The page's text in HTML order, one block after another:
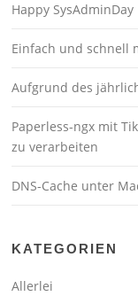
Happy SysAdminDay
Einfach und schnell
Aufgrund des
Paperless-ngx mit
zu verarbeiten
DNS-Cache unter
KATEGORIEN
Allerlei